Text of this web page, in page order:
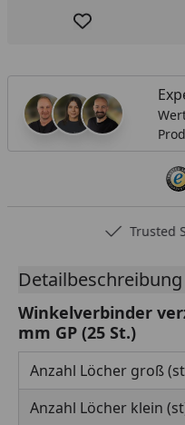
Produkt zur
Trusted
Detailbeschreibung
Winkelverbinder
mm GP (25 St.)
Anzahl Löcher groß
Anzahl Löcher klein